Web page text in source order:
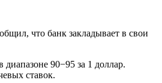
что банк закладывает в свои
90−95 за 1 доллар.
ставок.